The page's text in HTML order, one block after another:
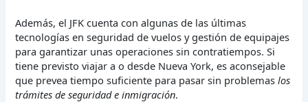
Además, el JFK cuenta con algunas de las últimas
tecnologías en seguridad de vuelos y gestión de equipajes
para garantizar unas operaciones sin contratiempos. Si
tiene previsto viajar a o desde Nueva York, es aconsejable
que prevea tiempo suficiente para pasar sin problemaslos
trámites de seguridad e inmigración.